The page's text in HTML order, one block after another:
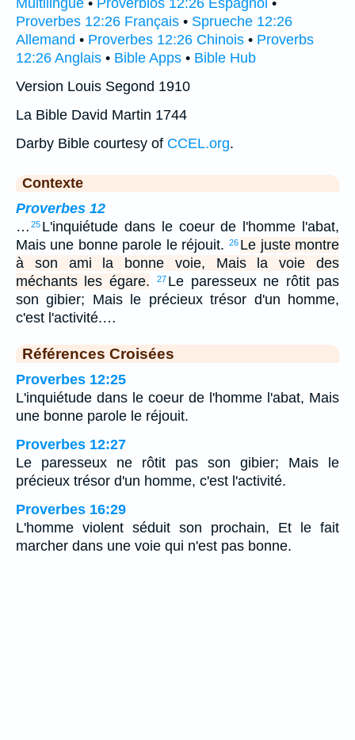
Multilingue • Proverbios 12:26 Espagnol •
Proverbes 12:26 Français • Sprueche 12:26
Allemand • Proverbes 12:26 Chinois • Proverbs
12:26 Anglais • Bible Apps • Bible Hub
Version Louis Segond 1910
La Bible David Martin 1744
Darby Bible courtesy of CCEL.org.
Contexte
Proverbes 12
… 25 L'inquiétude dans le coeur de l'homme l'abat,
Mais une bonne parole le réjouit.
26 Le juste montre
à son ami la bonne voie, Mais la voie des
méchants les égare.
27 Le paresseux ne rôtit pas
son gibier; Mais le précieux trésor d'un homme,
c'est l'activité.…
Références Croisées
Proverbes 12:25
L'inquiétude dans le coeur de l'homme l'abat, Mais
une bonne parole le réjouit.
Proverbes 12:27
Le paresseux ne rôtit pas son gibier; Mais le
précieux trésor d'un homme, c'est l'activité.
Proverbes 16:29
L'homme violent séduit son prochain, Et le fait
marcher dans une voie qui n'est pas bonne.